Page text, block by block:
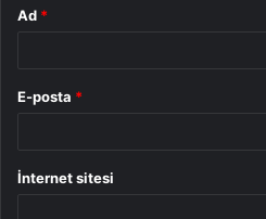
Ad *
E-posta *
İnternet sitesi